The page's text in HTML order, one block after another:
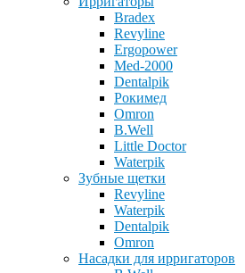
Bradex
Revyline
Ergopower
Med-2000
Dentalpik
Рокимед
Omron
B.Well
Little Doctor
Waterpik
Зубные щетки
Revyline
Waterpik
Dentalpik
Omron
Насадки для ирригаторов